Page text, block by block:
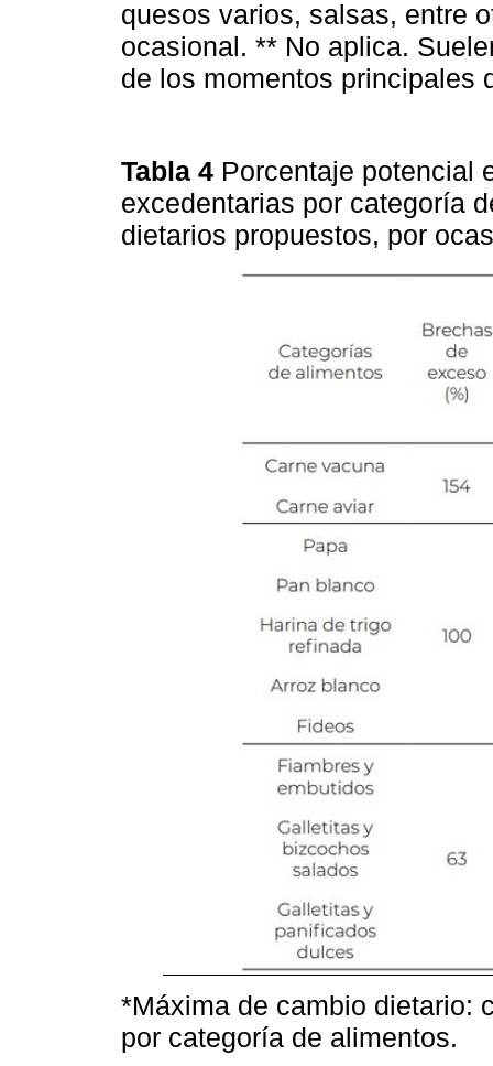
quesos varios, salsas, entre
ocasional. ** No aplica.
de los momentos principales
Tabla 4 Porcentaje potencial
excedentarias por categoría
dietarios propuestos, por
*Máxima de cambio dietario:
por categoría de alimentos.